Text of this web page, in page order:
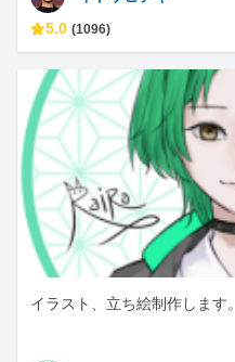
5.0 (1096)
イラスト、立ち絵制作します。